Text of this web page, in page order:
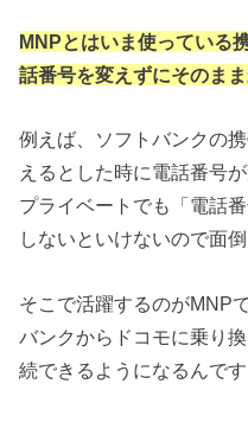
MNPとはいま使っている
話番号を変えずにそのま
例えば、ソフトバンクの
えるとした時に電話番号
プライベートでも「電話
しないといけないので面倒
そこで活躍するのがMNP
バンクからドコモに乗り
続できるようになるんです